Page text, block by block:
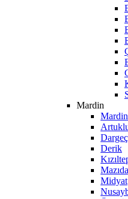
Mardin
Derik
Midyat